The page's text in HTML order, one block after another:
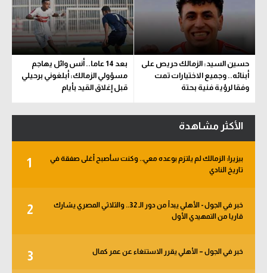
حسين السيد: الزمالك حريص على
أبنائه.. وجميع الاختيارات تمت
وفقا لرؤية فنية بحتة
بعد 14 عاما.. أنس وائل يهاجم
مسؤولي الزمالك: أبلغوني برحيلي
قبل إغلاق القيد بأيام
الأكثر مشاهدة
1
بيزيرا: الزمالك لم يلتزم بوعده معي.. وكنت سأصبح أغلى صفقة في
تاريخ النادي
2
خبر في الجول - الأهلي يبدأ من دور الـ 32.. والثلاثي المصري يشارك
قاريا من التمهيدي الأول
3 خبر في الجول – الأهلي يقرر الاستنغاء عن عمر كمال